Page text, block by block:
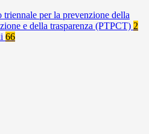
triennale per la prevenzione della
e della trasparenza (PTPCT) 2
66